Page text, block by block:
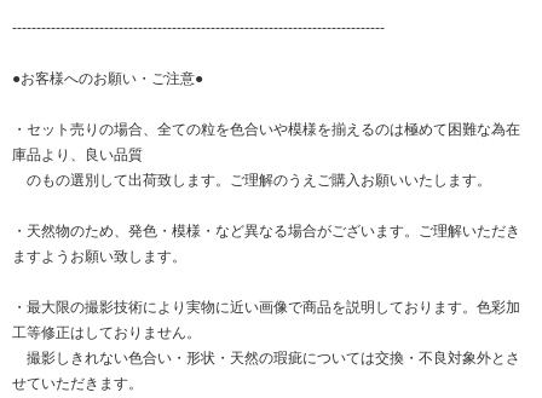
-----------------------------------------------------------------------------
●お客様へのお願い・ご注意●
・セット売りの場合、全ての粒を色合いや模様を揃えるのは極めて困難な為在
庫品より、良い品質
のもの選別して出荷致します。ご理解のうえご購入お願いいたします。
・天然物のため、発色・模様・など異なる場合がございます。ご理解いただき
ますようお願い致します。
・最大限の撮影技術により実物に近い画像で商品を説明しております。色彩加
工等修正はしておりません。
撮影しきれない色合い・形状・天然の瑕疵については交換・不良対象外とさ
せていただきます。